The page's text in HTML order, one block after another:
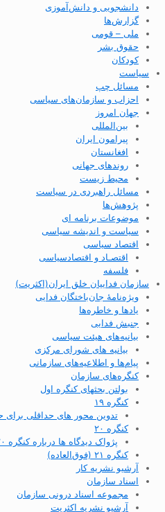
دانشجویی و دانش‌آموزی
گزارش‌ها
ملی – قومی
حقوق بشر
کودکان
سیاست
مسائل چپ
احزاب و سازمان‌های سیاسی
جهان امروز
بین‌المللی
پیرامون ایران
افغانستان
روندهای جهانی
محیط زیست
مسائل راهبردی در سیاست
پژوهش‌ها
موضوعات برنامه ای
سیاست و اندیشه سیاسی
اقتصاد سیاسی
اقتصـاد و اقتصاد‌سیاسی
فلسفه
سازمان فداییان خلق ایران(اکثریت)
ویژه‌نامهٔ جان‌باختگان فدایی
یادها و خاطره‌ها
جنبش فدایی
بیانیه‌های هیئت سیاسی
بیانیه های شورای مرکزی
پیام‌ها و اطلاعیه‌های سازمانی
کنگره‌های سازمان
بولتن بحثهای کنگره اول
کنگره ۱۹
تدوین محور های حداقلی
کنگره ۲۰
پژواک دیدگاه ها درباره کنگره ۲۰
کنگره ۲۱ (فوق‌العاده)
آرشیو نشریه کار
اسناد سازمان
مجموعه اسناد درونی سازمان
آرشیو نشریه اکثریت